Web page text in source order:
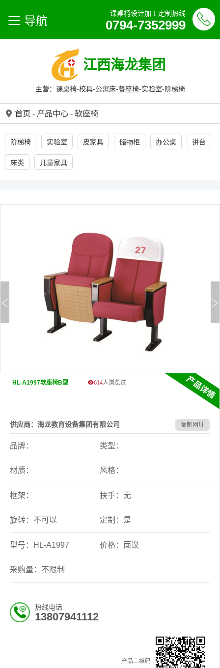
导航
课桌椅设计加工定制热线
0794-7352999
江西海龙集团
主营：课桌椅-校具-公寓床-餐座椅-实验室-阶梯椅
首页 - 产品中心 - 软座椅
阶梯椅 实验室 皮家具 储物柜 办公桌 讲台
床类 儿童家具
HL-A1997软座椅B型 614人浏览过
供应商：海龙教育设备集团有限公司 复制网址
品牌： 类型：
材质： 风格：
框架： 扶手：无
旋转：不可以 定制：是
型号：HL-A1997 价格：面议
采购量：不限制
热线电话
13807941112
产品二维码